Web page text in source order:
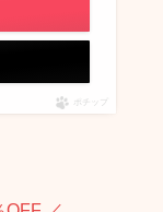
ポチップ